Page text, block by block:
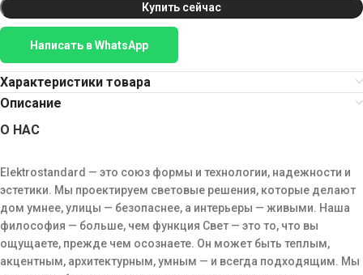
Купить сейчас
Написать в WhatsApp
Характеристики товара
Описание
О НАС
Elektrostandard — это союз формы и технологии, надежности и
эстетики. Мы проектируем световые решения, которые делают
дом умнее, улицы — безопаснее, а интерьеры — живыми. Наша
философия — больше, чем функция Свет — это то, что вы
ощущаете, прежде чем осознаете. Он может быть теплым,
акцентным, архитектурным, умным — и всегда подходящим. Мы